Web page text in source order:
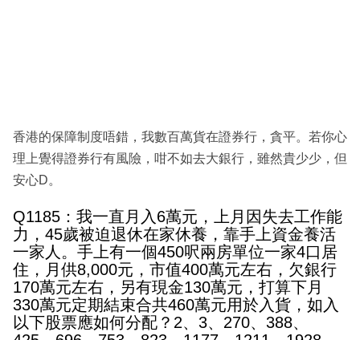
香港的保障制度唔錯，我數百萬貨在證券行，貪平。若你心
理上覺得證券行有風險，咁不如去大銀行，雖然貴少少，但
安心D。
Q1185：我一直月入6萬元，上月因失去工作能
力，45歲被迫退休在家休養，靠手上資金養活
一家人。手上有一個450呎兩房單位一家4口居
住，月供8,000元，市值400萬元左右，欠銀行
170萬元左右，另有現金130萬元，打算下月
330萬元定期結束合共460萬元用於入貨，如入
以下股票應如何分配？2、3、270、388、